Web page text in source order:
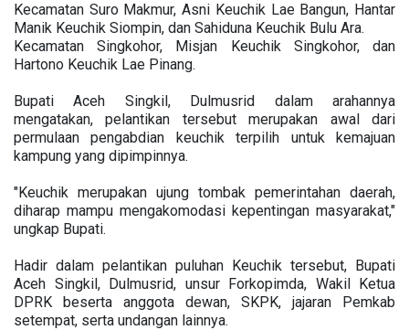
Kecamatan Suro Makmur, Asni Keuchik Lae Bangun, Hantar
Manik Keuchik Siompin, dan Sahiduna Keuchik Bulu Ara.
Kecamatan Singkohor, Misjan Keuchik Singkohor, dan
Hartono Keuchik Lae Pinang.
Bupati Aceh Singkil, Dulmusrid dalam arahannya
mengatakan, pelantikan tersebut merupakan awal dari
permulaan pengabdian keuchik terpilih untuk kemajuan
kampung yang dipimpinnya.
"Keuchik merupakan ujung tombak pemerintahan daerah,
diharap mampu mengakomodasi kepentingan masyarakat,"
ungkap Bupati.
Hadir dalam pelantikan puluhan Keuchik tersebut, Bupati
Aceh Singkil, Dulmusrid, unsur Forkopimda, Wakil Ketua
DPRK beserta anggota dewan, SKPK, jajaran Pemkab
setempat, serta undangan lainnya.